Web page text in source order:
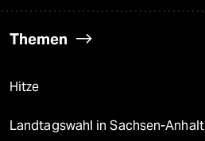
Themen
Hitze
Landtagswahl in Sachsen-Anhalt